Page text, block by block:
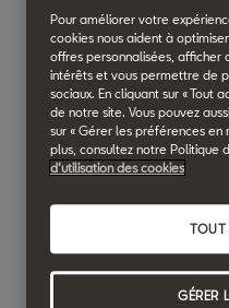
Pour améliorer votre
cookies nous aident à
offres personnalisées, afficher
intérêts et vous permettre de
sociaux. En cliquant sur « Tout
de notre site. Vous pouvez
sur « Gérer les préférences en
plus, consultez notre Politique
d’utilisation des cookies
TOUT
GÉRER